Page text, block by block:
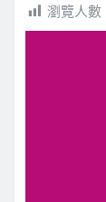
瀏覽人數